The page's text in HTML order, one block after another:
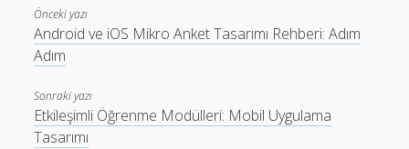
Önceki yazı
Android ve iOS Mikro Anket Tasarımı Rehberi: Adım
Adım
Sonraki yazı
Etkileşimli Öğrenme Modülleri: Mobil Uygulama
Tasarımı